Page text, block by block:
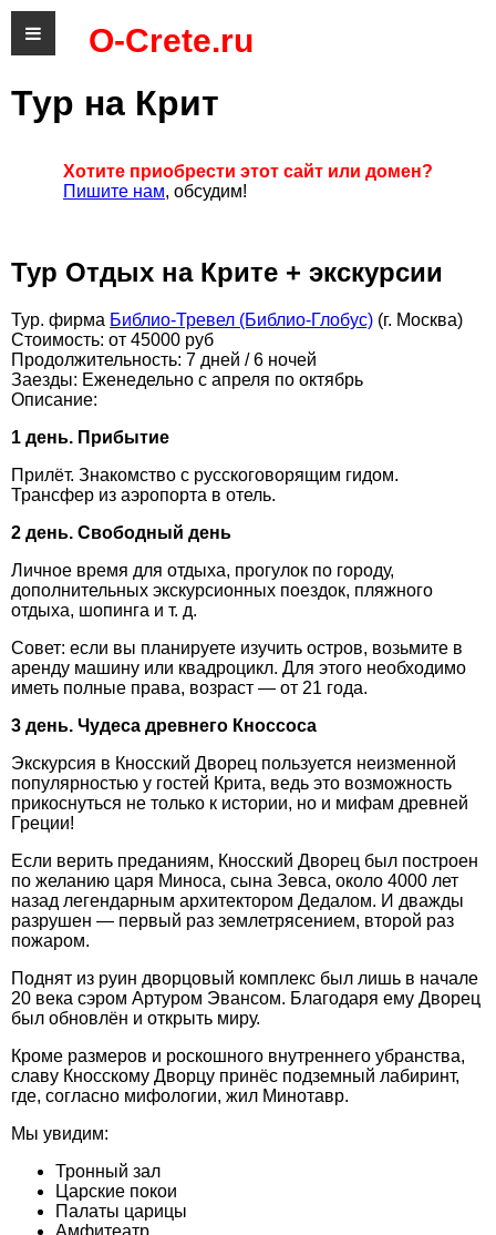
O-Crete.ru
Тур на Крит
Хотите приобрести этот сайт или домен?
Пишите нам, обсудим!
Тур Отдых на Крите + экскурсии
Тур. фирма Библио-Тревел (Библио-Глобус) (г. Москва)
Стоимость: от 45000 руб
Продолжительность: 7 дней / 6 ночей
Заезды: Еженедельно с апреля по октябрь
Описание:
1 день. Прибытие
Прилёт. Знакомство с русскоговорящим гидом.
Трансфер из аэропорта в отель.
2 день. Свободный день
Личное время для отдыха, прогулок по городу,
дополнительных экскурсионных поездок, пляжного
отдыха, шопинга и т. д.
Совет: если вы планируете изучить остров, возьмите в
аренду машину или квадроцикл. Для этого необходимо
иметь полные права, возраст — от 21 года.
3 день. Чудеса древнего Кноссоса
Экскурсия в Кносский Дворец пользуется неизменной
популярностью у гостей Крита, ведь это возможность
прикоснуться не только к истории, но и мифам древней
Греции!
Если верить преданиям, Кносский Дворец был построен
по желанию царя Миноса, сына Зевса, около 4000 лет
назад легендарным архитектором Дедалом. И дважды
разрушен — первый раз землетрясением, второй раз
пожаром.
Поднят из руин дворцовый комплекс был лишь в начале
20 века сэром Артуром Эвансом. Благодаря ему Дворец
был обновлён и открыть миру.
Кроме размеров и роскошного внутреннего убранства,
славу Кносскому Дворцу принёс подземный лабиринт,
где, согласно мифологии, жил Минотавр.
Мы увидим:
Тронный зал
Царские покои
Палаты царицы
Амфитеатр